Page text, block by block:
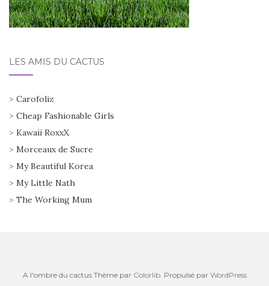
LES AMIS DU CACTUS
> Carofoliz
> Cheap Fashionable Girls
> Kawaii RoxxX
> Morceaux de Sucre
> My Beautiful Korea
> My Little Nath
> The Working Mum
A l'ombre du cactus Thème par Colorlib. Propulsé par WordPress